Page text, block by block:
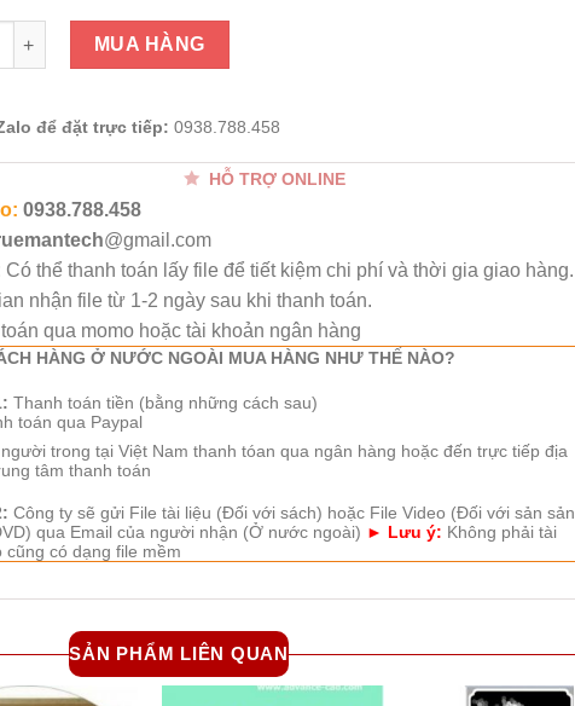
và chỉnh sửa hình nổi nâng cao trên JDPaint 5.21 số lượng
MUA HÀNG
để đặt trực tiếp: 0938.788.458
HỖ TRỢ ONLINE
0938.788.458
@gmail.com
Có thể thanh toán lấy file để tiết kiệm chi phí và thời gia giao hàng.
nhận file từ 1-2 ngày sau khi thanh toán.
qua momo hoặc tài khoản ngân hàng
HÀNG Ở NƯỚC NGOÀI MUA HÀNG NHƯ THẾ NÀO?
Thanh toán tiền (bằng những cách sau)
toán qua Paypal
trong tại Việt Nam thanh tóan qua ngân hàng hoặc đến trực tiếp địa
tâm thanh toán
Công ty sẽ gửi File tài liệu (Đối với sách) hoặc File Video (Đối với sản sản
qua Email của người nhận (Ở nước ngoài) ► Lưu ý: Không phải tài
cũng có dạng file mềm
SẢN PHẨM LIÊN QUAN